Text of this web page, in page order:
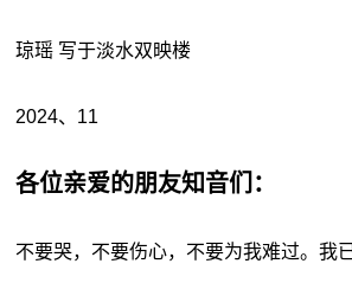
琼瑶 写于淡水双映楼
2024、11
各位亲爱的朋友知音们：
不要哭，不要伤心，不要为我难过。我已